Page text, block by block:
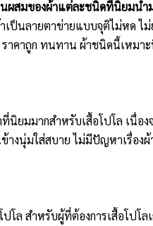
ผสมของผ้าแต่ละชนิดที่นิยมนำ
เป็นลายตาข่ายแบบจุติไม่หด ไ
าคาถูก ทนทาน ผ้าชนิดนี้เหมา
นิยมมากสำหรับเสื้อโปโล เนื่อง
างนุ่มใส่สบาย ไม่มีปัญหาเรื่อง
ปโล สำหรับผู้ที่ต้องการเสื้อโปโ